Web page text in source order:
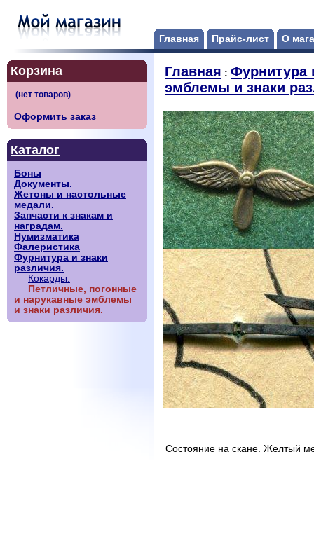
Главная Прайс-лист О
Корзина
Оформить заказ
Каталог
Боны
Документы.
Жетоны и настольные
медали.
Запчасти к знакам и
наградам.
Нумизматика
Фалеристика
Фурнитура и знаки
различия.
Кокарды.
Петличные, погонные
и нарукавные эмблемы
и знаки различия.
Главная : Фурнитура
эмблемы и знаки
Состояние на скане. Желтый